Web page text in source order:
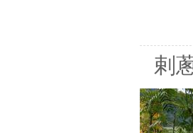
剌